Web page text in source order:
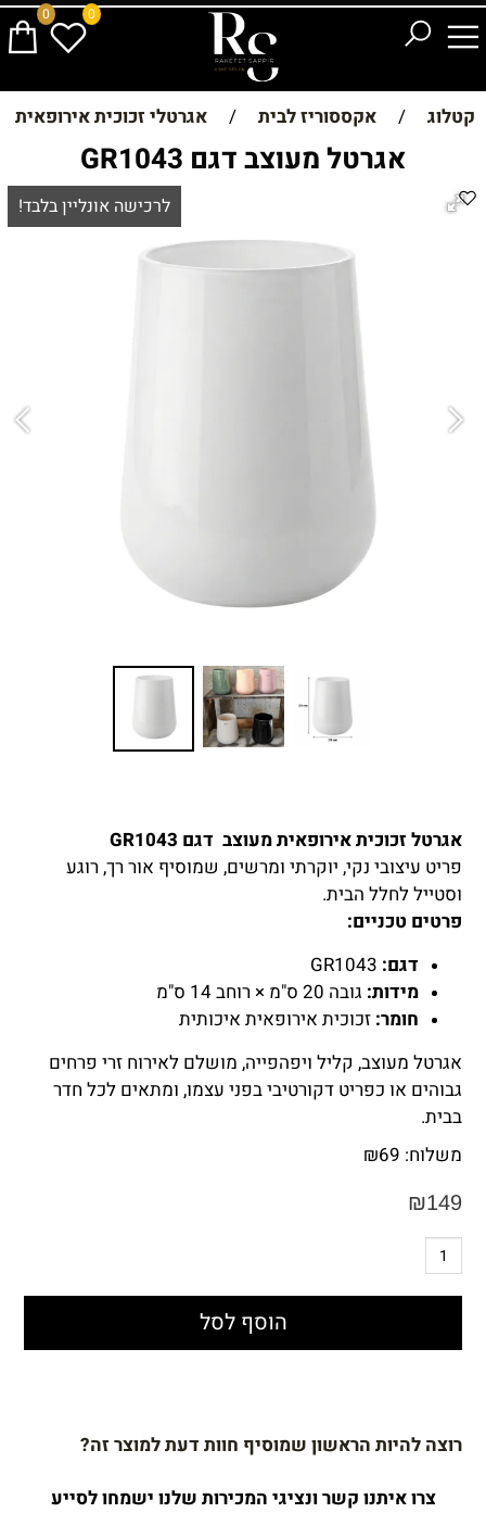
0 0
קטלוג / אקססוריז לבית / אגרטלי זכוכית אירופאית
אגרטל מעוצב דגם GR1043
לרכישה אונליין בלבד!
אגרטל זכוכית אירופאית מעוצב דגם GR1043
פריט עיצובי נקי, יוקרתי ומרשים, שמוסיף אור רך, רוגע
וסטייל לחלל הבית.
פרטים טכניים:
דגם:
מידות: גובה 20 ס"מ × רוחב 14 ס"מ
חומר: זכוכית אירופאית איכותית
אגרטל מעוצב, קליל ויפהפייה, מושלם לאירוח זרי פרחים
גבוהים או כפריט דקורטיבי בפני עצמו, ומתאים לכל חדר
בבית.
משלוח:
₪69
₪149
הוסף לסל
רוצה להיות הראשון שמוסיף חוות דעת למוצר זה?
צרו איתנו קשר ונציגי המכירות שלנו ישמחו לסייע